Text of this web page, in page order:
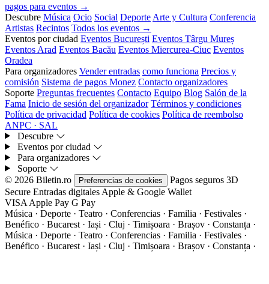
pagos para eventos →
Descubre Música Ocio Social Deporte Arte y Cultura Conferencia
Artistas Recintos Todos los eventos →
Eventos por ciudad Eventos București Eventos Târgu Mureș
Eventos Arad Eventos Bacău Eventos Miercurea-Ciuc Eventos
Oradea
Para organizadores Vender entradas como funciona Precios y
comisión Sistema de pagos Monez Contacto organizadores
Soporte Preguntas frecuentes Contacto Equipo Blog Salón de la
Fama Inicio de sesión del organizador Términos y condiciones
Política de privacidad Política de cookies Política de reembolso
ANPC · SAL
Descubre
Eventos por ciudad
Para organizadores
Soporte
© 2026 Biletin.ro
Preferencias de cookies Pagos seguros 3D
Secure Entradas digitales Apple & Google Wallet
VISA Apple Pay G Pay
Música · Deporte · Teatro · Conferencias · Familia · Festivales ·
Benéfico · Bucarest · Iași · Cluj · Timișoara · Brașov · Constanța ·
Música · Deporte · Teatro · Conferencias · Familia · Festivales ·
Benéfico · Bucarest · Iași · Cluj · Timișoara · Brașov · Constanța ·